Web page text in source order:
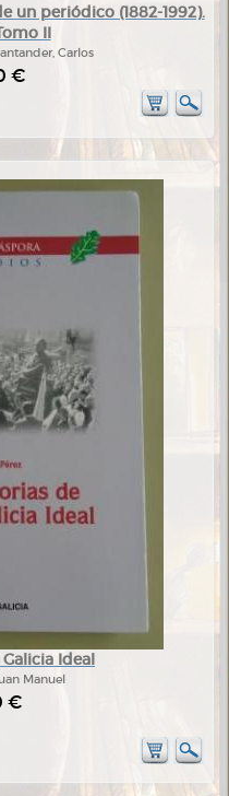
un periódico (1882-1992).
II
Carlos
€
Ideal
Manuel
€